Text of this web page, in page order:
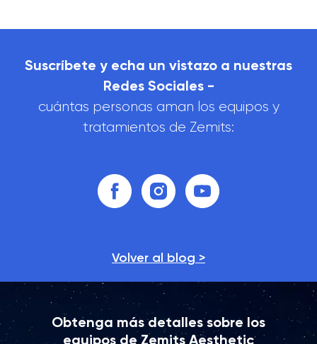
Suscríbete y echa un vistazo a nuestras
Redes Sociales -
cuántas personas aman los equipos y
tratamientos de Zemits:
Volver al blog >
Obtenga más detalles sobre los
equipos de Zemits Aesthetic